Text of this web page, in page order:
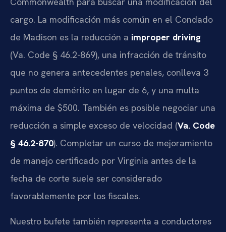
cargo. La modificación más común en el Condado
de Madison es la reducción a improper driving
(Va. Code § 46.2-869), una infracción de tránsito
que no genera antecedentes penales, conlleva 3
puntos de demérito en lugar de 6, y una multa
máxima de $500. También es posible negociar una
reducción a simple exceso de velocidad (Va. Code
§ 46.2-870). Completar un curso de mejoramiento
de manejo certificado por Virginia antes de la
fecha de corte suele ser considerado
favorablemente por los fiscales.
Nuestro bufete también representa a conductores